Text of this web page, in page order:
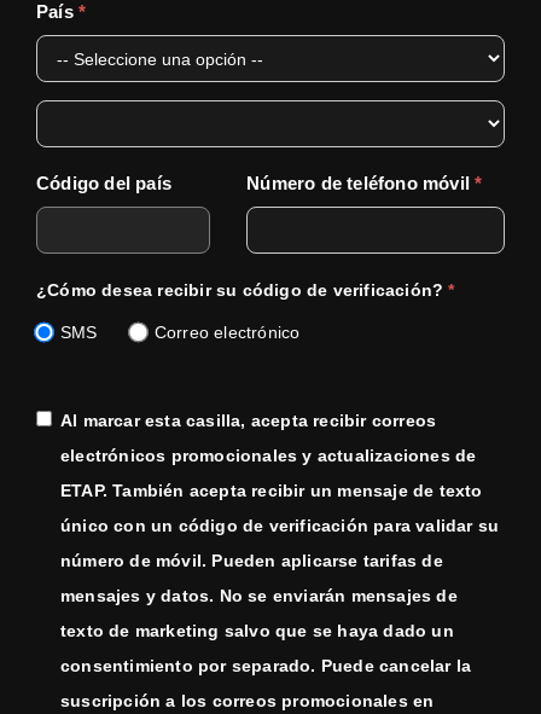
País *
Código del país Número de teléfono móvil*
¿Cómo desea recibir su código de verificación?*
SMS Correo electrónico
Al marcar esta casilla, acepta recibir correos
electrónicos promocionales y actualizaciones de
ETAP. También acepta recibir un mensaje de texto
único con un código de verificación para validar su
número de móvil. Pueden aplicarse tarifas de
mensajes y datos. No se enviarán mensajes de
texto de marketing salvo que se haya dado un
consentimiento por separado. Puede cancelar la
suscripción a los correos promocionales en